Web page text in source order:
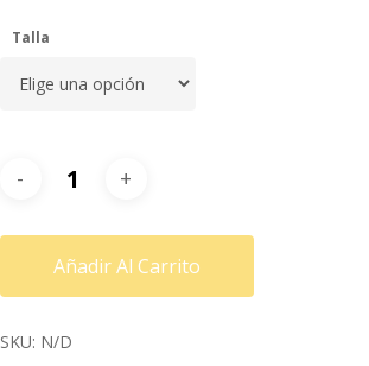
Talla
Añadir Al Carrito
SKU: N/D